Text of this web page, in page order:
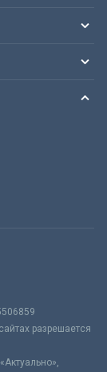
разрешается